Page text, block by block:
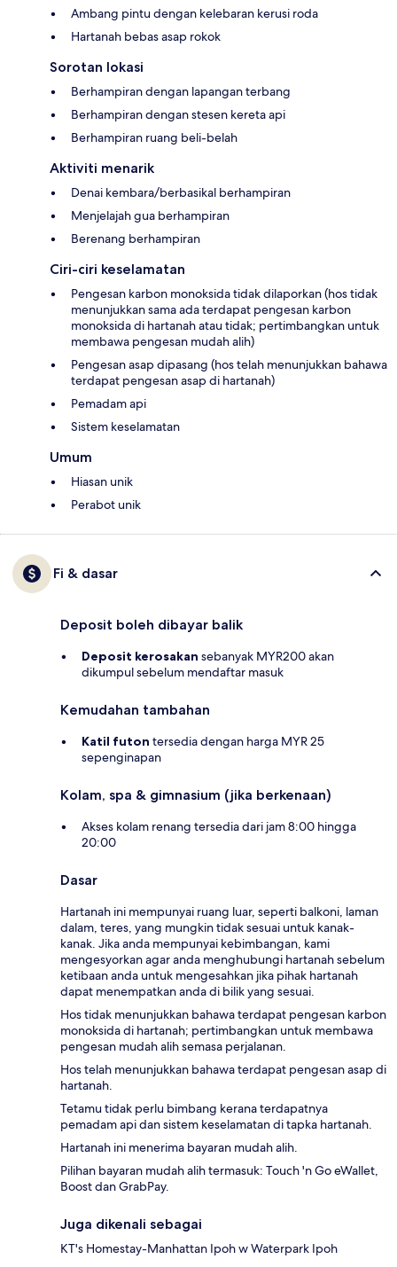
Ambang pintu dengan kelebaran kerusi roda
Hartanah bebas asap rokok
Sorotan lokasi
Berhampiran dengan lapangan terbang
Berhampiran dengan stesen kereta api
Berhampiran ruang beli-belah
Aktiviti menarik
Denai kembara/berbasikal berhampiran
Menjelajah gua berhampiran
Berenang berhampiran
Ciri-ciri keselamatan
Pengesan karbon monoksida tidak dilaporkan (hos tidak
menunjukkan sama ada terdapat pengesan karbon
monoksida di hartanah atau tidak; pertimbangkan untuk
membawa pengesan mudah alih)
Pengesan asap dipasang (hos telah menunjukkan bahawa
terdapat pengesan asap di hartanah)
Pemadam api
Sistem keselamatan
Umum
Hiasan unik
Perabot unik
Fi & dasar
Deposit boleh dibayar balik
Deposit kerosakan sebanyak MYR200 akan
dikumpul sebelum mendaftar masuk
Kemudahan tambahan
Katil futon tersedia dengan harga MYR 25
sepenginapan
Kolam, spa & gimnasium (jika berkenaan)
Akses kolam renang tersedia dari jam 8:00 hingga
20:00
Dasar
Hartanah ini mempunyai ruang luar, seperti balkoni, laman
dalam, teres, yang mungkin tidak sesuai untuk kanak-
kanak. Jika anda mempunyai kebimbangan, kami
mengesyorkan agar anda menghubungi hartanah sebelum
ketibaan anda untuk mengesahkan jika pihak hartanah
dapat menempatkan anda di bilik yang sesuai.
Hos tidak menunjukkan bahawa terdapat pengesan karbon
monoksida di hartanah; pertimbangkan untuk membawa
pengesan mudah alih semasa perjalanan.
Hos telah menunjukkan bahawa terdapat pengesan asap di
hartanah.
Tetamu tidak perlu bimbang kerana terdapatnya
pemadam api dan sistem keselamatan di tapka hartanah.
Hartanah ini menerima bayaran mudah alih.
Pilihan bayaran mudah alih termasuk: Touch 'n Go eWallet,
Boost dan GrabPay.
Juga dikenali sebagai
KT's Homestay-Manhattan Ipoh w Waterpark Ipoh